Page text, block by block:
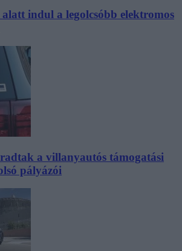
indul a legolcsóbb elektromos
a villanyautós támogatási
pályázói